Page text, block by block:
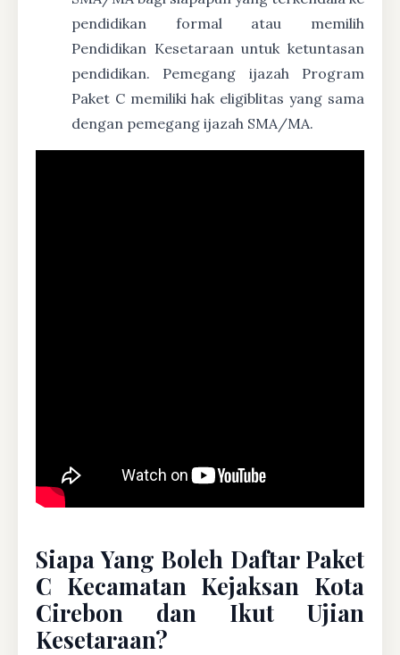
pendidikan formal atau memilih
Pendidikan Kesetaraan untuk ketuntasan
pendidikan. Pemegang ijazah Program
Paket C memiliki hak eligiblitas yang sama
dengan pemegang ijazah SMA/MA.
Siapa Yang Boleh Daftar Paket
C Kecamatan Kejaksan Kota
Cirebon dan Ikut Ujian
Kesetaraan?